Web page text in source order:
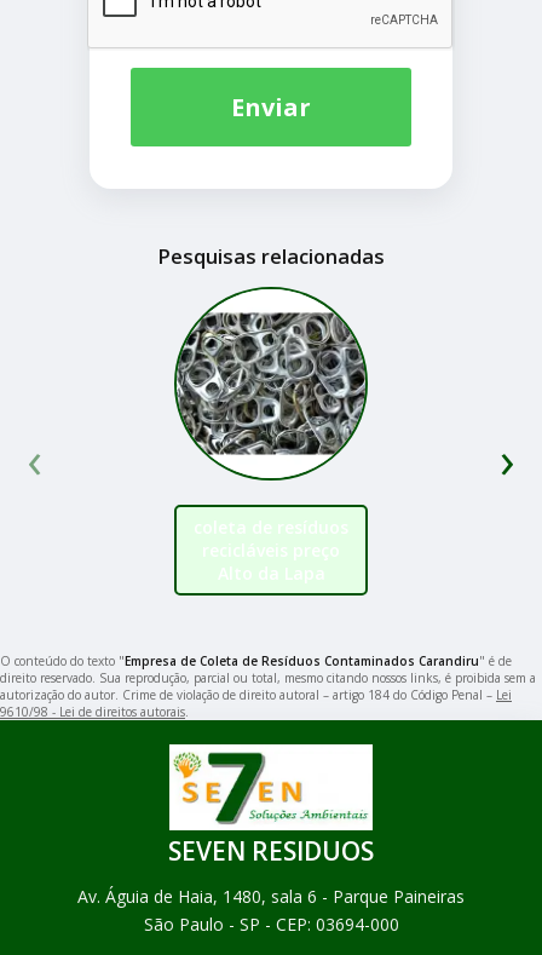
Enviar
Pesquisas relacionadas
coleta de resíduos
recicláveis preço
Alto da Lapa
‹ ›
O conteúdo do texto "Empresa de Coleta de Resíduos Contaminados Carandiru" é de
direito reservado. Sua reprodução, parcial ou total, mesmo citando nossos links, é proibida sem a
autorização do autor. Crime de violação de direito autoral – artigo 184 do Código Penal – Lei
9610/98 - Lei de direitos autorais
SEVEN RESIDUOS
Av. Águia de Haia, 1480, sala 6 - Parque Paineiras
São Paulo - SP - CEP: 03694-000